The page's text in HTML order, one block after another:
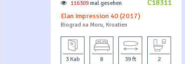
C18311
116309 mal gesehen
Elan Impression 40 (2017)
Biograd na Moru, Kroatien
3 Kab 8 39 ft 2